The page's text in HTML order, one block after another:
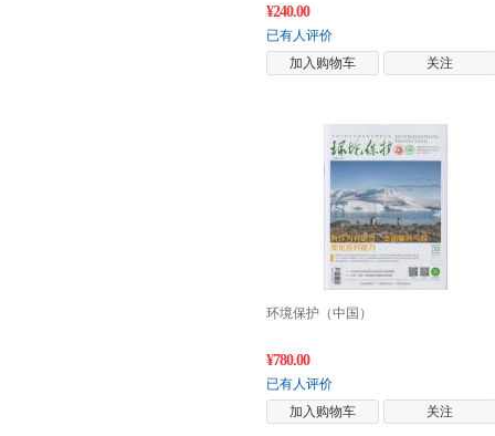
¥240.00
已有人评价
加入购物车
关注
环境保护（中国）
¥780.00
已有人评价
加入购物车
关注